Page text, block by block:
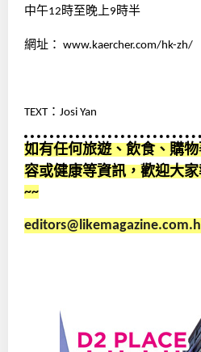
中午12時至晚上9時半
網址： www.kaercher.com/hk-zh/
TEXT： Josi Yan
如有任何旅遊、飲食、購
容或健康等資訊，歡迎大
~~